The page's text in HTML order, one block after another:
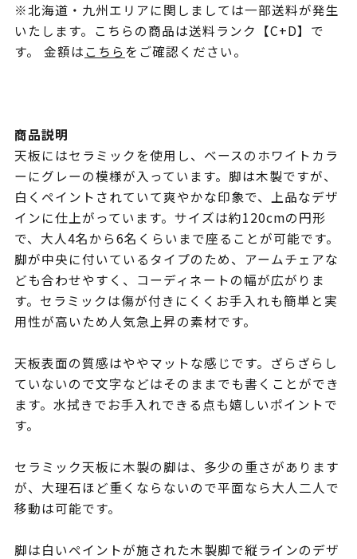
※北海道・九州エリアに関しましては一部送料が発生
いたします。こちらの商品は送料ランク【C+D】で
す。 金額はこちらをご確認ください。
商品説明
天板にはセラミックを使用し、ベースのホワイトカラ
ーにグレーの模様が入っています。脚は木製ですが、
白くペイントされていて爽やかな印象で、上品なデザ
インに仕上がっています。サイズは約120cmの円形
で、大人4名から6名くらいまで座ることが可能です。
脚が中央に付いているタイプのため、アームチェアな
ども合わせやすく、コーディネートの幅が広がりま
す。セラミックは傷が付きにくくお手入れも簡単と実
用性が高いため人気急上昇の素材です。
天板表面の質感はややマットな感じです。ざらざらし
ていないので文字などはそのままでも書くことができ
ます。水拭きでお手入れできる点も嬉しいポイントで
す。
セラミック天板に木製の脚は、多少の重さがあります
が、大理石ほど重くならないので平面なら大人二人で
移動は可能です。
脚は白いペイントが施された木製脚で縦ラインのデザ